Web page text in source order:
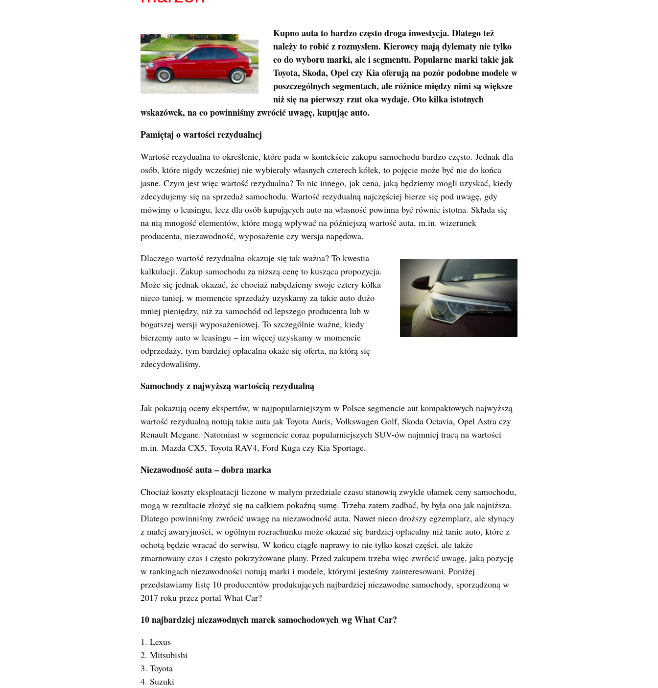
Kupno auta to bardzo często droga inwestycja. Dlatego też
należy to robić z rozmysłem. Kierowcy mają dylematy nie tylko
co do wyboru marki, ale i segmentu. Popularne marki takie jak
Toyota, Skoda, Opel czy Kia oferują na pozór podobne modele w
poszczególnych segmentach, ale różnice między nimi są większe
niż się na pierwszy rzut oka wydaje. Oto kilka istotnych
wskazówek, na co powinniśmy zwrócić uwagę, kupując auto.
Pamiętaj o wartości rezydualnej
Wartość rezydualna to określenie, które pada w kontekście zakupu samochodu bardzo często. Jednak dla
osób, które nigdy wcześniej nie wybierały własnych czterech kółek, to pojęcie może być nie do końca
jasne. Czym jest więc wartość rezydualna? To nic innego, jak cena, jaką będziemy mogli uzyskać, kiedy
zdecydujemy się na sprzedaż samochodu. Wartość rezydualną najczęściej bierze się pod uwagę, gdy
mówimy o leasingu, lecz dla osób kupujących auto na własność powinna być równie istotna. Składa się
na nią mnogość elementów, które mogą wpływać na późniejszą wartość auta, m.in. wizerunek
producenta, niezawodność, wyposażenie czy wersja napędowa.
Dlaczego wartość rezydualna okazuje się tak ważna? To kwestia
kalkulacji. Zakup samochodu za niższą cenę to kusząca propozycja.
Może się jednak okazać, że chociaż nabędziemy swoje cztery kółka
nieco taniej, w momencie sprzedaży uzyskamy za takie auto dużo
mniej pieniędzy, niż za samochód od lepszego producenta lub w
bogatszej wersji wyposażeniowej. To szczególnie ważne, kiedy
bierzemy auto w leasingu – im więcej uzyskamy w momencie
odprzedaży, tym bardziej opłacalna okaże się oferta, na którą się
zdecydowaliśmy.
Samochody z najwyższą wartością rezydualną
Jak pokazują oceny ekspertów, w najpopularniejszym w Polsce segmencie aut kompaktowych najwyższą
wartość rezydualną notują takie auta jak Toyota Auris, Volkswagen Golf, Skoda Octavia, Opel Astra czy
Renault Megane. Natomiast w segmencie coraz popularniejszych SUV-ów najmniej tracą na wartości
m.in. Mazda CX5, Toyota RAV4, Ford Kuga czy Kia Sportage.
Niezawodność auta – dobra marka
Chociaż koszty eksploatacji liczone w małym przedziale czasu stanowią zwykle ułamek ceny samochodu,
mogą w rezultacie złożyć się na całkiem pokaźną sumę. Trzeba zatem zadbać, by była ona jak najniższa.
Dlatego powinniśmy zwrócić uwagę na niezawodność auta. Nawet nieco droższy egzemplarz, ale słynący
z małej awaryjności, w ogólnym rozrachunku może okazać się bardziej opłacalny niż tanie auto, które z
ochotą będzie wracać do serwisu. W końcu ciągłe naprawy to nie tylko koszt części, ale także
zmarnowany czas i często pokrzyżowane plany. Przed zakupem trzeba więc zwrócić uwagę, jaką pozycję
w rankingach niezawodności notują marki i modele, którymi jesteśmy zainteresowani. Poniżej
przedstawiamy listę 10 producentów produkujących najbardziej niezawodne samochody, sporządzoną w
2017 roku przez portal What Car?
10 najbardziej niezawodnych marek samochodowych wg What Car?
1. Lexus
2. Mitsubishi
3. Toyota
4. Suzuki